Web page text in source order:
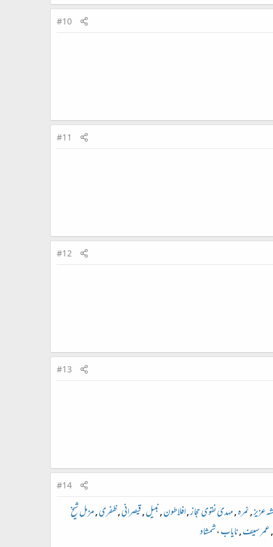
#10
#11
#12
#13
#14
عزیز,نمرہ,مہدی نقوی حجاز,افلاطون,نبیل,قیصرانی,ظفری,مزمل شیخ
عمر سیف,نایاب،شمشاد